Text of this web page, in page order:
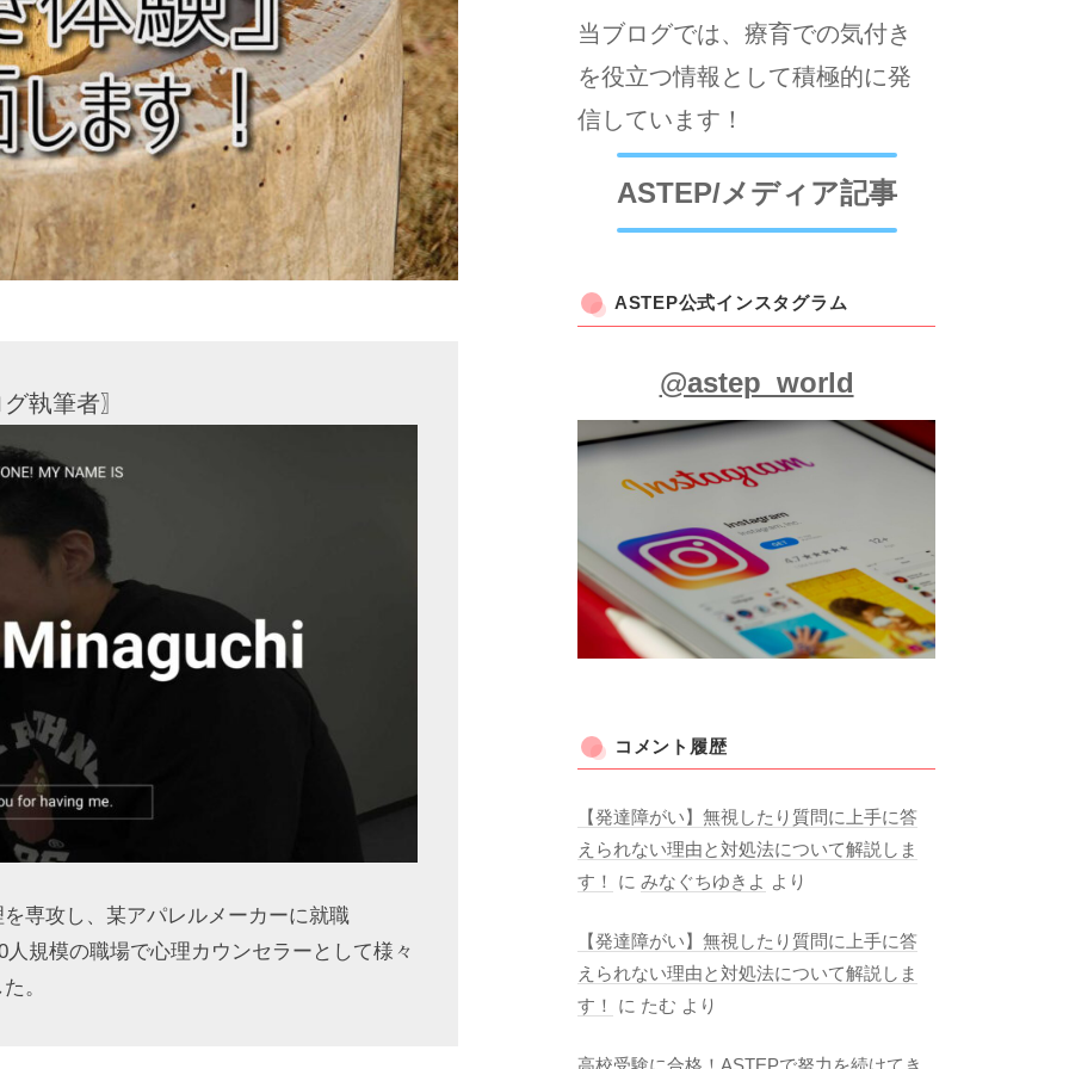
執筆者〗
専攻し、某アパレルメーカーに就職
規模の職場で心理カウンセラーとして様々
。
当ブログでは、療育での気付き
を役立つ情報として積極的に発
信しています！
ASTEP/メディア記事
ASTEP公式インスタグラム
@astep_world
コメント履歴
【発達障がい】無視したり質問に上手に答
えられない理由と対処法について解説しま
す！
にみなぐちゆきよ より
【発達障がい】無視したり質問に上手に答
えられない理由と対処法について解説しま
す！
に たむ より
高校受験に合格！ASTEPで努力を続けてき